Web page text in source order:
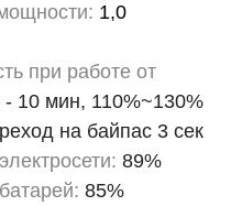
1,0
при работе от
- 10 мин, 110%~130%
на байпас 3 сек
89%
85%